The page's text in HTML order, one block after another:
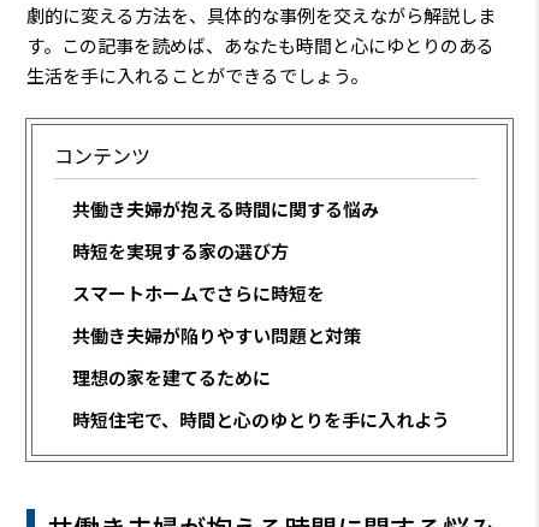
劇的に変える方法を、具体的な事例を交えながら解説しま
す。この記事を読めば、あなたも時間と心にゆとりのある
生活を手に入れることができるでしょう。
コンテンツ
共働き夫婦が抱える時間に関する悩み
時短を実現する家の選び方
スマートホームでさらに時短を
共働き夫婦が陥りやすい問題と対策
理想の家を建てるために
時短住宅で、時間と心のゆとりを手に入れよう